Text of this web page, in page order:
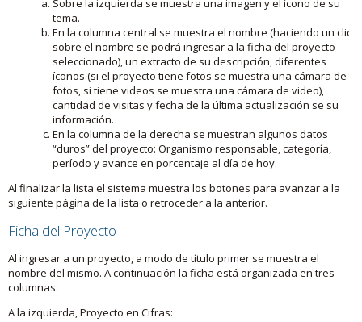
Sobre la izquierda se muestra una imagen y el ícono de su
tema.
En la columna central se muestra el nombre (haciendo un clic
sobre el nombre se podrá ingresar a la ficha del proyecto
seleccionado), un extracto de su descripción, diferentes
íconos (si el proyecto tiene fotos se muestra una cámara de
fotos, si tiene videos se muestra una cámara de video),
cantidad de visitas y fecha de la última actualización se su
información.
En la columna de la derecha se muestran algunos datos
“duros” del proyecto: Organismo responsable, categoría,
período y avance en porcentaje al día de hoy.
Al finalizar la lista el sistema muestra los botones para avanzar a la
siguiente página de la lista o retroceder a la anterior.
Ficha del Proyecto
Al ingresar a un proyecto, a modo de título primer se muestra el
nombre del mismo. A continuación la ficha está organizada en tres
columnas:
A la izquierda, Proyecto en Cifras: